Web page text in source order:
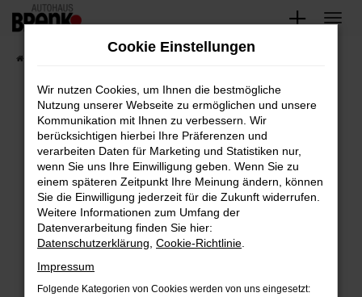
Zum
springen
Unsere Fahrzeuge
Fehler: Network Error
Beim Laden ist ein Fehler aufgetreten.
Hier sind ein paar Tipps, die dir helfen können:
Überprüfe deine Firewall und deine
Internetverbindung.
Laden andere Webseiten, zum Beispiel deine
Suchmaschine?
Prüfe deine Browsererweiterungen.
Cookie Einstellungen
Wir nutzen Cookies, um Ihnen die bestmögliche
Nutzung unserer Webseite zu ermöglichen und unsere
Kommunikation mit Ihnen zu verbessern. Wir
berücksichtigen hierbei Ihre Präferenzen und
verarbeiten Daten für Marketing und Statistiken nur,
wenn Sie uns Ihre Einwilligung geben. Wenn Sie zu
einem späteren Zeitpunkt Ihre Meinung ändern, können
Sie die Einwilligung jederzeit für die Zukunft widerrufen.
Weitere Informationen zum Umfang der
Datenverarbeitung finden Sie hier:
Datenschutzerklärung Cookie-Richtlinie
Impressum
Folgende Kategorien von Cookies werden von uns eingesetzt: